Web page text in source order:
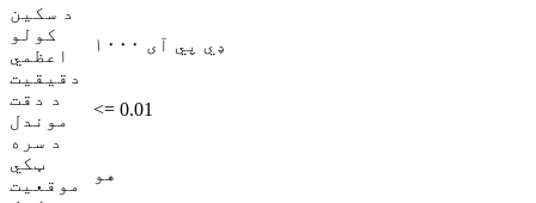
د سکین
کولو
اعظمي
دقیقیت
۱۰۰۰ ډي پي آی
د دقت
موندل
<= 0.01
د سره
ټکي
موقعیت
هو